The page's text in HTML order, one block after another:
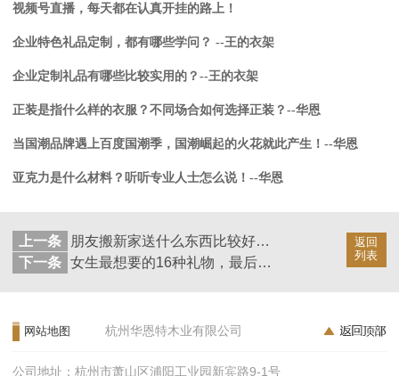
视频号直播，每天都在认真开挂的路上！
企业特色礼品定制，都有哪些学问？ --王的衣架
企业定制礼品有哪些比较实用的？--王的衣架
正装是指什么样的衣服？不同场合如何选择正装？--华恩
当国潮品牌遇上百度国潮季，国潮崛起的火花就此产生！--华恩
亚克力是什么材料？听听专业人士怎么说！--华恩
返回
列表
上一条
朋友搬新家送什么东西比较好，竟然能一个衣架解决？！--华恩
下一条
女生最想要的16种礼物，最后一款女生让瞬间沦陷！--华恩
网站地图 杭州华恩特木业有限公司
公司地址：杭州市萧山区浦阳工业园新宾路9-1号